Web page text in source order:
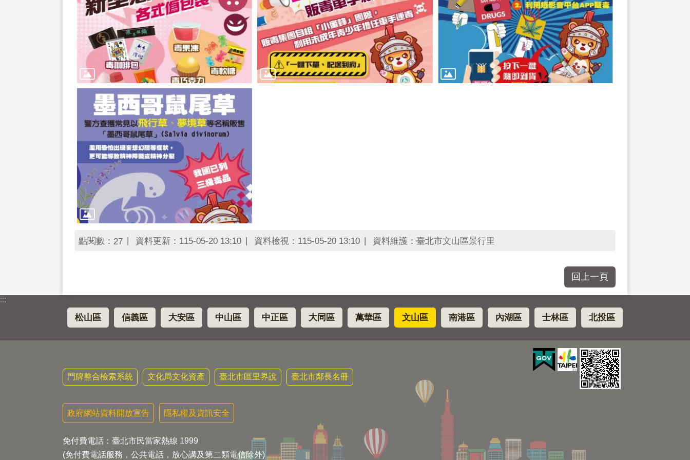
點閱數： 27 資料更新：115-05-20 13:10 資料檢視：115-05-20 13:10 資料維護：臺北市文山區景行里
回上一頁
:::
松山區 信義區 大安區 中山區 中正區 大同區 萬華區 文山區 南港區 內湖區 士林區 北投區
門牌整合檢索系統 文化局文化資產 臺北市區里界說 臺北市鄰長名冊
政府網站資料開放宣告 隱私權及資訊安全
免付費電話：臺北市民當家熱線 1999
(免付費電話服務，公共電話，放心講及第二類電信除外)